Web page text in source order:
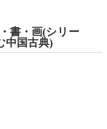
書・画(シリー
中国古典)